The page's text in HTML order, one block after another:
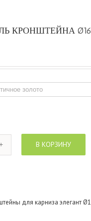
КРОНШТЕЙНА Ø16
В КОРЗИНУ
для карниза элегант